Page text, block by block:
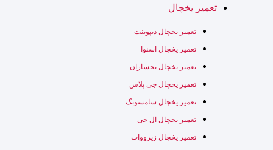
تعمیر یخچال
تعمیر یخچال دیپوینت
تعمیر یخچال اسنوا
تعمیر یخچال یخساران
تعمیر یخچال جی پلاس
تعمیر یخچال سامسونگ
تعمیر یخچال ال جی
تعمیر یخچال زیرووات